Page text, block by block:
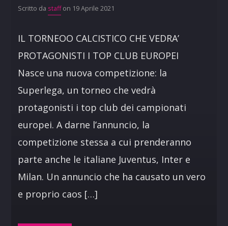
Scritto da staffon 19 Aprile 2021
IL TORNEOO CALCISTICO CHE VEDRA’
PROTAGONISTI I TOP CLUB EUROPEI
Nasce una nuova competizione: la
Superlega, un torneo che vedrà
protagonisti i top club dei campionati
europei. A darne l’annuncio, la
competizione stessa a cui prenderanno
parte anche le italiane Juventus, Inter e
Milan. Un annuncio che ha causato un vero
e proprio caos […]